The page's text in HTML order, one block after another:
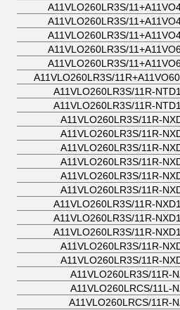
A11VLO260LR3S/
A11VLO260LR3S/
A11VLO260LR3S/
A11VLO260LR3S/
A11VLO260LR3S/
A11VLO260LR3S/
A11VLO260LR3S/11R-
A11VLO260LR3S/11R-
A11VLO260LR3S/11R-
A11VLO260LR3S/11R-
A11VLO260LR3S/11R-
A11VLO260LR3S/11R-
A11VLO260LR3S/11R-
A11VLO260LR3S/11R-
A11VLO260LR3S/11R-
A11VLO260LR3S/11R-
A11VLO260LR3S/11R-
A11VLO260LR3S/11R-
A11VLO260LR3S/11R-
A11VLO260LR3S/11R-
A11VLO260LRCS/11L-
A11VLO260LRCS/11R-